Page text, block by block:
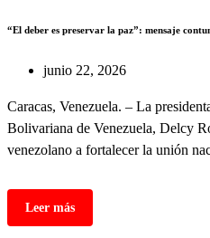
“El deber es preservar la paz”: mensaje
junio 22, 2026
Caracas, Venezuela. – La
Bolivariana de Venezuela, Delcy
venezolano a fortalecer la unión